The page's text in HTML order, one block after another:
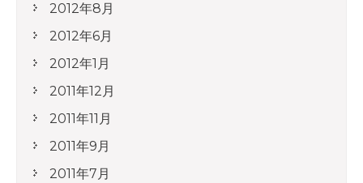
2012年8月
2012年6月
2012年1月
2011年12月
2011年11月
2011年9月
2011年7月